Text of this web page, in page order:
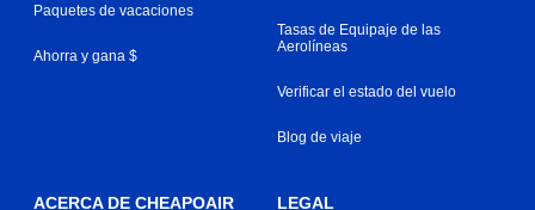
Paquetes de vacaciones
Ahorra y gana $
Tasas de Equipaje de las
Aerolíneas
Verificar el estado del vuelo
Blog de viaje
ACERCA DE CHEAPOAIR LEGAL